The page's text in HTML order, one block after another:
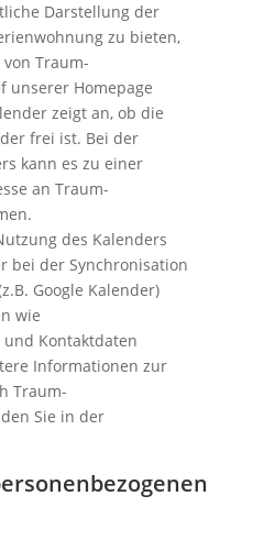
Darstellung der
zu bieten,
Traum-
unserer Homepage
zeigt an, ob die
frei ist. Bei der
kann es zu einer
an Traum-
des Kalenders
bei der Synchronisation
Google Kalender)
wie
Kontaktdaten
Informationen zur
Traum-
Sie in der